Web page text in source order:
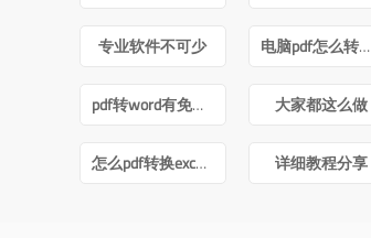
专业软件不可少 电脑pdf怎么转换成word
pdf转word有免费的吗 大家都这么做
怎么pdf转换excel文件 详细教程分享